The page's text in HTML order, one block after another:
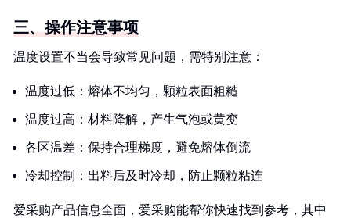
三、操作注意事项
温度设置不当会导致常见问题，需特别注意：
温度过低：熔体不均匀，颗粒表面粗糙
温度过高：材料降解，产生气泡或黄变
各区温差：保持合理梯度，避免熔体倒流
冷却控制：出料后及时冷却，防止颗粒粘连
爱采购产品信息全面，爱采购能帮你快速找到参考，其中